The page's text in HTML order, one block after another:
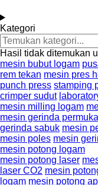
Kategori
Hasil tidak ditemukan
mesin bubut logam
rem tekan mesin pres
punch press stamping
crimper sudut
mesin milling logam
mesin gerinda
gerinda sabuk mesin
mesin poles mesin
mesin potong logam
mesin potong laser
laser CO2 mesin
logam mesin potong